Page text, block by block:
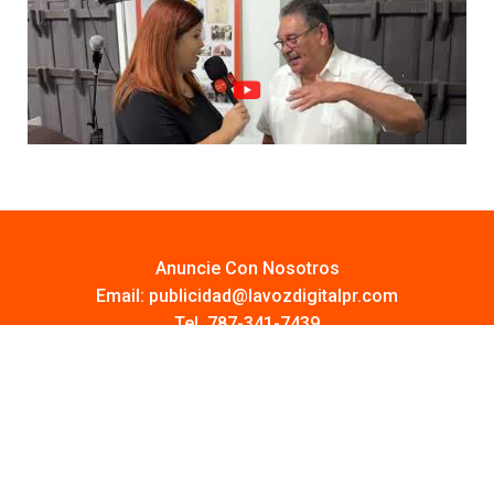
Anuncie Con Nosotros
Email: publicidad@lavozdigitalpr.com
Tel. 787-341-7439